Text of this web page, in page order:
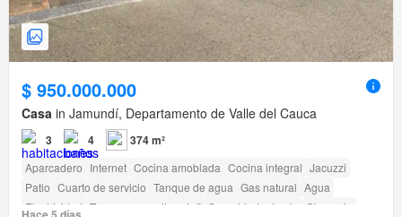
$ 950.000.000
Casa in Jamundí, Departamento de Valle del Cauca
3 4 374 m²
Aparcadero Internet Cocina amoblada Cocina integral Jacuzzi
Patio Cuarto de servicio Tanque de agua Gas natural Agua
Electricidad Terraza amenity_wi_fi Seguridad privada Gimnasio